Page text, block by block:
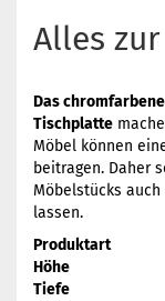
Alles
Das
Tischplatte
Möbel können
beitragen. Daher
Möbelstücks
lassen.
Produktart
Höhe
Tiefe